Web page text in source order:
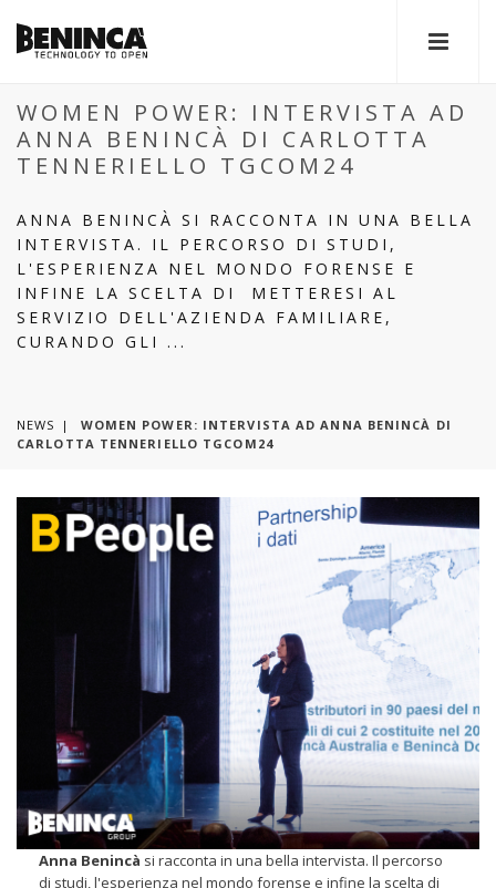
WOMEN POWER: INTERVISTA AD
ANNA BENINCÀ DI CARLOTTA
TENNERIELLO TGCOM24
ANNA BENINCÀ SI RACCONTA IN UNA BELLA
INTERVISTA. IL PERCORSO DI STUDI,
L'ESPERIENZA NEL MONDO FORENSE E
INFINE LA SCELTA DI METTERESI AL
SERVIZIO DELL'AZIENDA FAMILIARE,
CURANDO GLI ...
NEWS
WOMEN POWER: INTERVISTA AD ANNA BENINCÀ DI
CARLOTTA TENNERIELLO TGCOM24
Anna Benincà si racconta in una bella intervista. Il percorso
di studi, l'esperienza nel mondo forense e infine la scelta di